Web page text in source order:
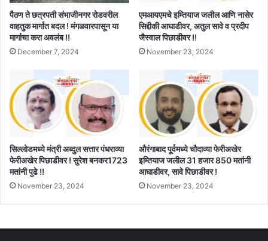
पैठण ते छत्रपती संभाजीनगर रोडवरील
वाहतुक मार्गात बदल ! मंगळवारपासून या
मार्गाचा करा अवलंब !!
December 7, 2024
एमआयएमचे इम्तियाज जलील आणि नासेर
सिद्दीकी आघाडीवर, अतुल सावे व प्रदीप
जैस्वाल पिछाडीवर !!
November 23, 2024
सिल्लोडमध्ये मंत्री अब्दुल सत्तार पंधराव्या
फेरीअखेर पिछाडीवर ! सुरेश बनकर1723
मतांनी पुढे !!
November 23, 2024
औरंगाबाद पूर्वमध्ये चौदाव्या फेरीअखेर
इम्तियाज जलील 31 हजार 850 मतांनी
आघाडीवर, सावे पिछाडीवर !
November 23, 2024